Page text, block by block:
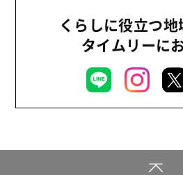
くらしに役立つ
タイムリーに